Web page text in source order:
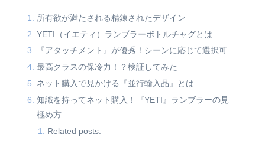
所有欲が満たされる精錬されたデザイン
YETI（イエティ）ランブラーボトルチャグとは
『アタッチメント』が優秀！シーンに応じて選択可
最高クラスの保冷力！？検証してみた
ネット購入で見かける『並行輸入品』とは
知識を持ってネット購入！『YETI』ランブラーの見
極め方
Related posts: